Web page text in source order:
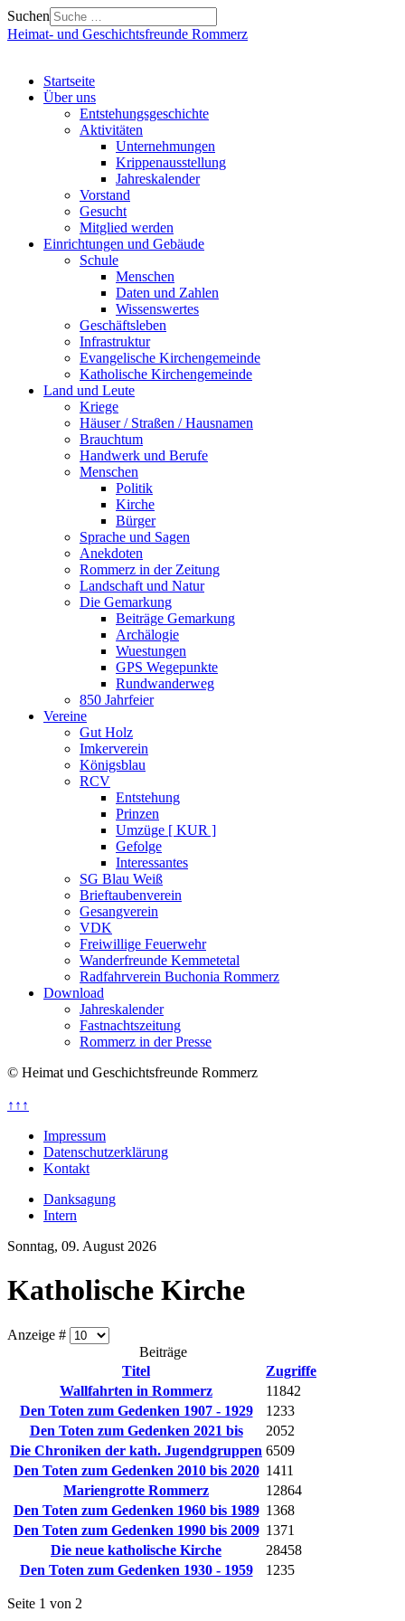
Suchen
Heimat- und Geschichtsfreunde Rommerz
Startseite
Über uns
Entstehungsgeschichte
Aktivitäten
Unternehmungen
Krippenausstellung
Jahreskalender
Vorstand
Gesucht
Mitglied werden
Einrichtungen und Gebäude
Schule
Menschen
Daten und Zahlen
Wissenswertes
Geschäftsleben
Infrastruktur
Evangelische Kirchengemeinde
Katholische Kirchengemeinde
Land und Leute
Kriege
Häuser / Straßen / Hausnamen
Brauchtum
Handwerk und Berufe
Menschen
Politik
Kirche
Bürger
Sprache und Sagen
Anekdoten
Rommerz in der Zeitung
Landschaft und Natur
Die Gemarkung
Beiträge Gemarkung
Archälogie
Wuestungen
GPS Wegepunkte
Rundwanderweg
850 Jahrfeier
Vereine
Gut Holz
Imkerverein
Königsblau
RCV
Entstehung
Prinzen
Umzüge [ KUR ]
Gefolge
Interessantes
SG Blau Weiß
Brieftaubenverein
Gesangverein
VDK
Freiwillige Feuerwehr
Wanderfreunde Kemmetetal
Radfahrverein Buchonia Rommerz
Download
Jahreskalender
Fastnachtszeitung
Rommerz in der Presse
© Heimat und Geschichtsfreunde Rommerz
↑↑↑
Impressum
Datenschutzerklärung
Kontakt
Danksagung
Intern
Sonntag, 09. August 2026
Katholische Kirche
Anzeige #
Beiträge
Titel
Zugriffe
Wallfahrten in Rommerz
11842
Den Toten zum Gedenken 1907 - 1929
1233
Den Toten zum Gedenken 2021 bis
2052
Die Chroniken der kath. Jugendgruppen 6509
Den Toten zum Gedenken 2010 bis 2020 1411
Mariengrotte Rommerz
12864
Den Toten zum Gedenken 1960 bis 1989 1368
Den Toten zum Gedenken 1990 bis 2009 1371
Die neue katholische Kirche
28458
Den Toten zum Gedenken 1930 - 1959
1235
Seite 1 von 2